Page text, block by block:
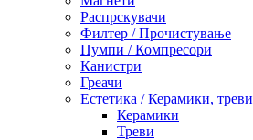
Распрскувачи
Филтер / Прочистување
Пумпи / Компресори
Канистри
Греачи
Естетика / Керамики, треви
Керамики
Треви